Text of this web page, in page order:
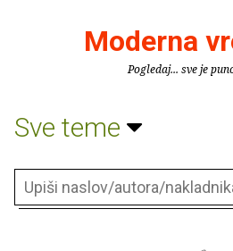
Moderna
Pogledaj... sve je
Sve teme